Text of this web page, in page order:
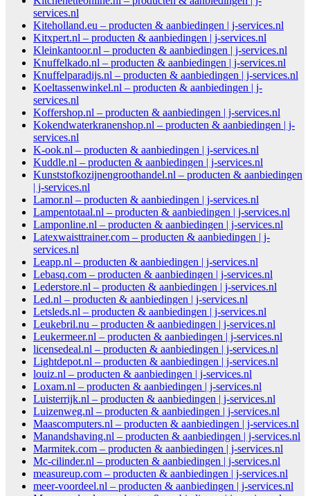
services.nl
Kiteholland.eu – producten & aanbiedingen | j-services.nl
Kitxpert.nl – producten & aanbiedingen | j-services.nl
Kleinkantoor.nl – producten & aanbiedingen | j-services.nl
Knuffelkado.nl – producten & aanbiedingen | j-services.nl
Knuffelparadijs.nl – producten & aanbiedingen | j-services.nl
Koeltassenwinkel.nl – producten & aanbiedingen | j-
services.nl
Koffershop.nl – producten & aanbiedingen | j-services.nl
Kokendwaterkranenshop.nl – producten & aanbiedingen | j-
services.nl
K-ook.nl – producten & aanbiedingen | j-services.nl
Kuddle.nl – producten & aanbiedingen | j-services.nl
Kunststofkozijnengroothandel.nl – producten & aanbiedingen
| j-services.nl
Lamor.nl – producten & aanbiedingen | j-services.nl
Lampentotaal.nl – producten & aanbiedingen | j-services.nl
Lamponline.nl – producten & aanbiedingen | j-services.nl
Latexwaisttrainer.com – producten & aanbiedingen | j-
services.nl
Leapp.nl – producten & aanbiedingen | j-services.nl
Lebasq.com – producten & aanbiedingen | j-services.nl
Lederstore.nl – producten & aanbiedingen | j-services.nl
Led.nl – producten & aanbiedingen | j-services.nl
Letsleds.nl – producten & aanbiedingen | j-services.nl
Leukebril.nu – producten & aanbiedingen | j-services.nl
Leukermeer.nl – producten & aanbiedingen | j-services.nl
licensedeal.nl – producten & aanbiedingen | j-services.nl
Lightdepot.nl – producten & aanbiedingen | j-services.nl
louiz.nl – producten & aanbiedingen | j-services.nl
Loxam.nl – producten & aanbiedingen | j-services.nl
Luisterrijk.nl – producten & aanbiedingen | j-services.nl
Luizenweg.nl – producten & aanbiedingen | j-services.nl
Maascomputers.nl – producten & aanbiedingen | j-services.nl
Manandshaving.nl – producten & aanbiedingen | j-services.nl
Marmitek.com – producten & aanbiedingen | j-services.nl
Mc-cilinder.nl – producten & aanbiedingen | j-services.nl
measureup.com – producten & aanbiedingen | j-services.nl
meer-voordeel.nl – producten & aanbiedingen | j-services.nl